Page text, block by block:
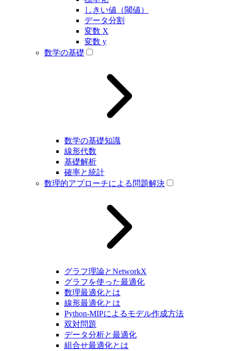
しきい値（閾値）
データ分割
変数 X
変数 y
数学の基礎
数学の基礎知識
線形代数
基礎解析
確率と統計
数理的アプローチによる問題解決
グラフ理論とNetworkX
グラフを使った最適化
数理最適化とは
線形最適化とは
Python-MIPによるモデル作成方法
双対問題
データ分析と最適化
組合せ最適化とは